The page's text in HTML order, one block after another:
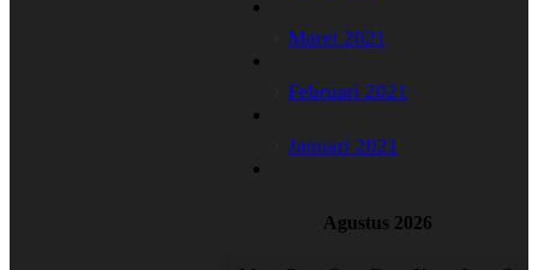
Maret 2021
Februari 2021
Januari 2021
Agustus 2026